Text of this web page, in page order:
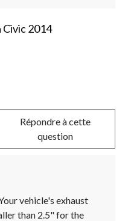
Civic 2014
Répondre à cette
question
vehicle's exhaust
than 2.5" for the